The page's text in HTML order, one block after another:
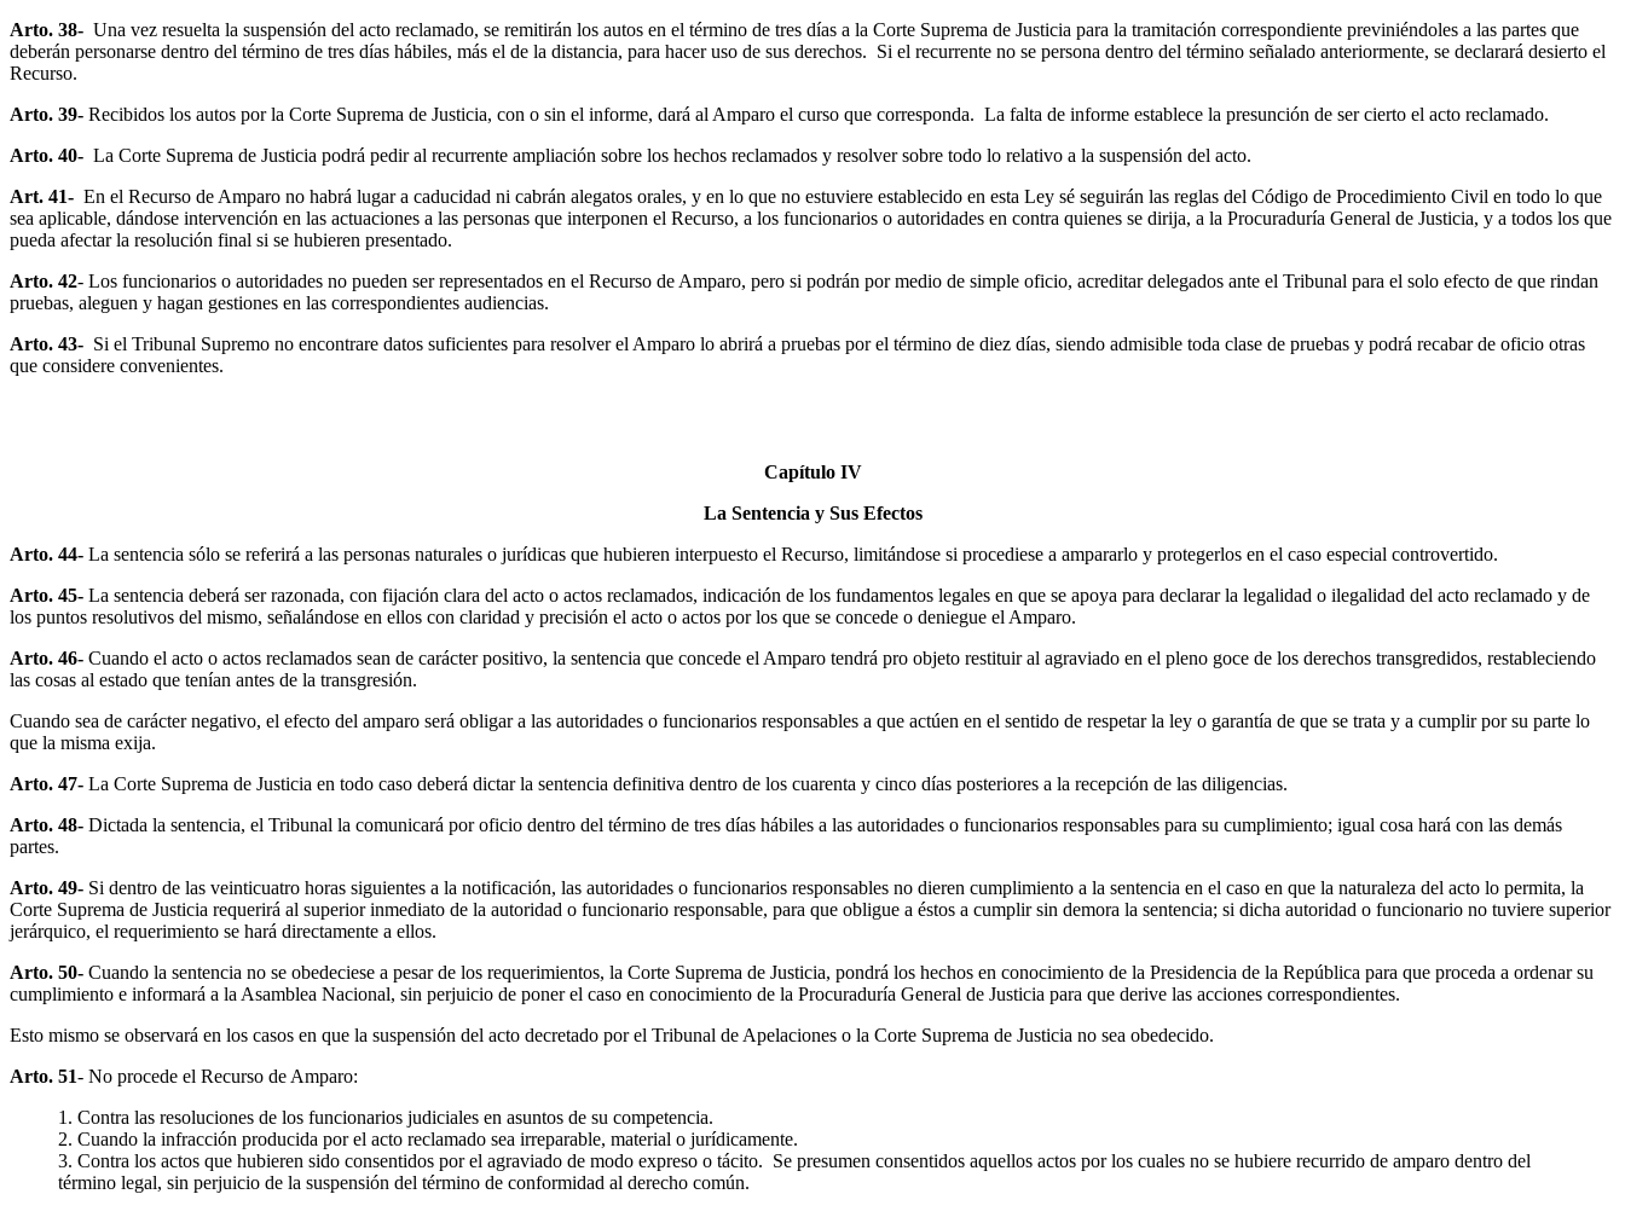
Arto. 38- Una vez resuelta la suspensión del acto reclamado, se remitirán los autos en el término de tres días a la Corte Suprema de Justicia para la tramitación correspondiente previniéndoles a las partes que
deberán personarse dentro del término de tres días hábiles, más el de la distancia, para hacer uso de sus derechos. Si el recurrente no se persona dentro del término señalado anteriormente, se declarará desierto el
Recurso.
Arto. 39- Recibidos los autos por la Corte Suprema de Justicia, con o sin el informe, dará al Amparo el curso que corresponda. La falta de informe establece la presunción de ser cierto el acto reclamado.
Arto. 40- La Corte Suprema de Justicia podrá pedir al recurrente ampliación sobre los hechos reclamados y resolver sobre todo lo relativo a la suspensión del acto.
Art. 41- En el Recurso de Amparo no habrá lugar a caducidad ni cabrán alegatos orales, y en lo que no estuviere establecido en esta Ley sé seguirán las reglas del Código de Procedimiento Civil en todo lo que
sea aplicable, dándose intervención en las actuaciones a las personas que interponen el Recurso, a los funcionarios o autoridades en contra quienes se dirija, a la Procuraduría General de Justicia, y a todos los que
pueda afectar la resolución final si se hubieren presentado.
Arto. 42- Los funcionarios o autoridades no pueden ser representados en el Recurso de Amparo, pero si podrán por medio de simple oficio, acreditar delegados ante el Tribunal para el solo efecto de que rindan
pruebas, aleguen y hagan gestiones en las correspondientes audiencias.
Arto. 43- Si el Tribunal Supremo no encontrare datos suficientes para resolver el Amparo lo abrirá a pruebas por el término de diez días, siendo admisible toda clase de pruebas y podrá recabar de oficio otras
que considere convenientes.
Capítulo IV
La Sentencia y Sus Efectos
Arto. 44- La sentencia sólo se referirá a las personas naturales o jurídicas que hubieren interpuesto el Recurso, limitándose si procediese a ampararlo y protegerlos en el caso especial controvertido.
Arto. 45- La sentencia deberá ser razonada, con fijación clara del acto o actos reclamados, indicación de los fundamentos legales en que se apoya para declarar la legalidad o ilegalidad del acto reclamado y de
los puntos resolutivos del mismo, señalándose en ellos con claridad y precisión el acto o actos por los que se concede o deniegue el Amparo.
Arto. 46- Cuando el acto o actos reclamados sean de carácter positivo, la sentencia que concede el Amparo tendrá pro objeto restituir al agraviado en el pleno goce de los derechos transgredidos, restableciendo
las cosas al estado que tenían antes de la transgresión.
Cuando sea de carácter negativo, el efecto del amparo será obligar a las autoridades o funcionarios responsables a que actúen en el sentido de respetar la ley o garantía de que se trata y a cumplir por su parte lo
que la misma exija.
Arto. 47- La Corte Suprema de Justicia en todo caso deberá dictar la sentencia definitiva dentro de los cuarenta y cinco días posteriores a la recepción de las diligencias.
Arto. 48- Dictada la sentencia, el Tribunal la comunicará por oficio dentro del término de tres días hábiles a las autoridades o funcionarios responsables para su cumplimiento; igual cosa hará con las demás
partes.
Arto. 49- Si dentro de las veinticuatro horas siguientes a la notificación, las autoridades o funcionarios responsables no dieren cumplimiento a la sentencia en el caso en que la naturaleza del acto lo permita, la
Corte Suprema de Justicia requerirá al superior inmediato de la autoridad o funcionario responsable, para que obligue a éstos a cumplir sin demora la sentencia; si dicha autoridad o funcionario no tuviere superior
jerárquico, el requerimiento se hará directamente a ellos.
Arto. 50- Cuando la sentencia no se obedeciese a pesar de los requerimientos, la Corte Suprema de Justicia, pondrá los hechos en conocimiento de la Presidencia de la República para que proceda a ordenar su
cumplimiento e informará a la Asamblea Nacional, sin perjuicio de poner el caso en conocimiento de la Procuraduría General de Justicia para que derive las acciones correspondientes.
Esto mismo se observará en los casos en que la suspensión del acto decretado por el Tribunal de Apelaciones o la Corte Suprema de Justicia no sea obedecido.
Arto. 51- No procede el Recurso de Amparo:
1. Contra las resoluciones de los funcionarios judiciales en asuntos de su competencia.
2. Cuando la infracción producida por el acto reclamado sea irreparable, material o jurídicamente.
3. Contra los actos que hubieren sido consentidos por el agraviado de modo expreso o tácito. Se presumen consentidos aquellos actos por los cuales no se hubiere recurrido de amparo dentro del
término legal, sin perjuicio de la suspensión del término de conformidad al derecho común.